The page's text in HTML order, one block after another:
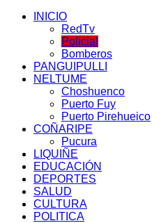
INICIO
RedTv
Policial
Bomberos
PANGUIPULLI
NELTUME
Choshuenco
Puerto Fuy
Puerto Pirehueico
COÑARIPE
Pucura
LIQUIÑE
EDUCACIÓN
DEPORTES
SALUD
CULTURA
POLITICA